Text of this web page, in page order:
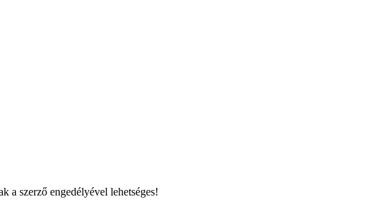
a szerző engedélyével lehetséges!